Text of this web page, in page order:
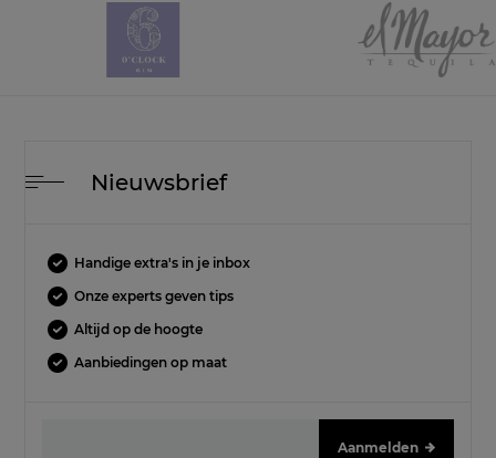
Nieuwsbrief
Handige extra's in je inbox
Onze experts geven tips
Altijd op de hoogte
Aanbiedingen op maat
Aanmelden